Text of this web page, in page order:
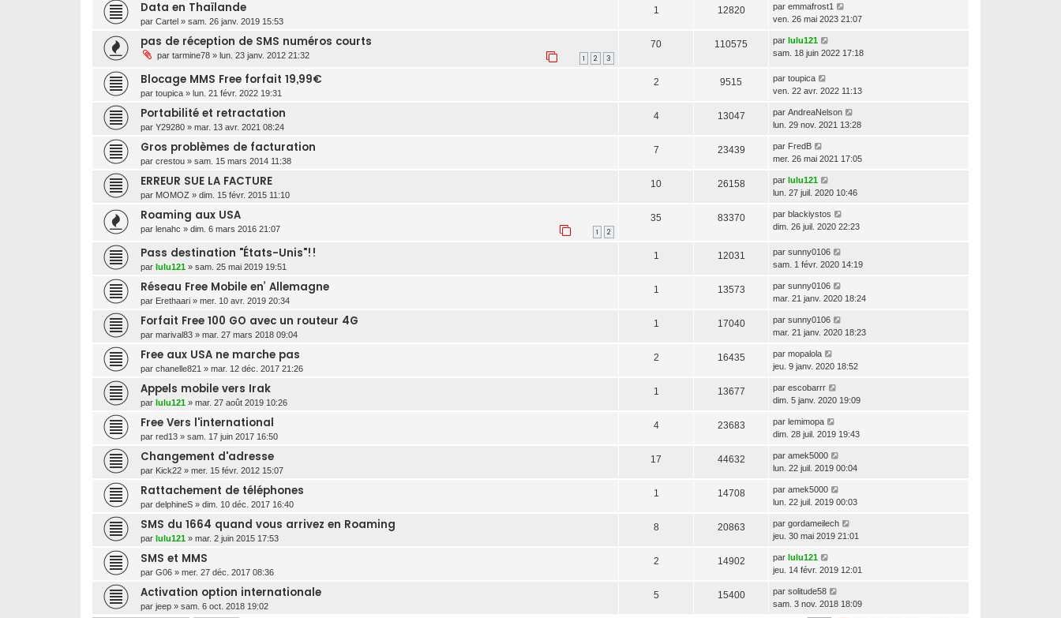
Data en Thaïlande
par Cartel » sam. 26 janv. 2019 15:53
1 12820 par emmafrost1
ven. 26 mai 2023 21:07
pas de réception de SMS numéros courts
par tarmine78 » lun. 23 janv. 2012 21:32 1 2 3
70 110575 par lulu121
sam. 18 juin 2022 17:18
Blocage MMS Free forfait 19,99€
par toupica » lun. 21 févr. 2022 19:31
2 9515 par toupica
ven. 22 avr. 2022 11:13
Portabilité et retractation
par Y29280 » mar. 13 avr. 2021 08:24
4 13047 par AndreaNelson
lun. 29 nov. 2021 13:28
Gros problèmes de facturation
par crestou » sam. 15 mars 2014 11:38
7 23439 par FredB
mer. 26 mai 2021 17:05
ERREUR SUE LA FACTURE
par MOMOZ » dim. 15 févr. 2015 11:10
10 26158 par lulu121
lun. 27 juil. 2020 10:46
Roaming aux USA
par lenahc » dim. 6 mars 2016 21:07 1 2
35 83370 par blackiystos
dim. 26 juil. 2020 22:23
Pass destination "États-Unis"!!
par lulu121 » sam. 25 mai 2019 19:51
1 12031 par sunny0106
sam. 1 févr. 2020 14:19
Réseau Free Mobile en’ Allemagne
par Erethaari » mer. 10 avr. 2019 20:34
1 13573 par sunny0106
mar. 21 janv. 2020 18:24
Forfait Free 100 GO avec un routeur 4G
par marival83 » mar. 27 mars 2018 09:04
1 17040 par sunny0106
mar. 21 janv. 2020 18:23
Free aux USA ne marche pas
par chanelle821 » mar. 12 déc. 2017 21:26
2 16435 par mopalola
jeu. 9 janv. 2020 18:52
Appels mobile vers Irak
par lulu121 » mar. 27 août 2019 10:26
1 13677 par escobarrr
dim. 5 janv. 2020 19:09
Free Vers l'international
par red13 » sam. 17 juin 2017 16:50
4 23683 par lemimopa
dim. 28 juil. 2019 19:43
Changement d'adresse
par Kick22 » mer. 15 févr. 2012 15:07
17 44632 par amek5000
lun. 22 juil. 2019 00:04
Rattachement de téléphones
par delphineS » dim. 10 déc. 2017 16:40
1 14708 par amek5000
lun. 22 juil. 2019 00:03
SMS du 1664 quand vous arrivez en Roaming
par lulu121 » mar. 2 juin 2015 17:53
8 20863 par gordameilech
jeu. 30 mai 2019 21:01
SMS et MMS
par G06 » mer. 27 déc. 2017 08:36
2 14902 par lulu121
jeu. 14 févr. 2019 12:01
Activation option internationale
par jeep » sam. 6 oct. 2018 19:02
5 15400 par solitude58
sam. 3 nov. 2018 18:09